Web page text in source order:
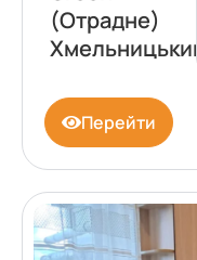
(Отрадне)
Хмельницький
Перейти